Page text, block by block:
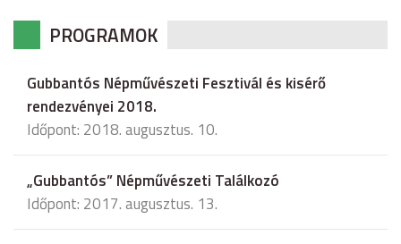
PROGRAMOK
Gubbantós Népművészeti Fesztivál és kisérő
rendezvényei 2018.
Időpont: 2018. augusztus. 10.
„Gubbantós” Népművészeti Találkozó
Időpont: 2017. augusztus. 13.